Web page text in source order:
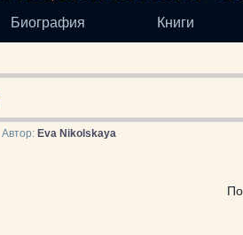
Биография Книги
Автор: Eva Nikolskaya